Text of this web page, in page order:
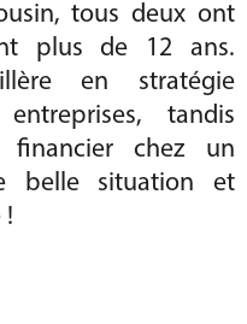
tous deux ont
plus de 12 ans.
en stratégie
tandis
financier chez un
belle situation et
!